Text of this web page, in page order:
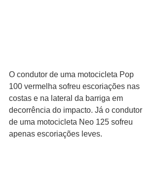
O condutor de uma motocicleta Pop
100 vermelha sofreu escoriações nas
costas e na lateral da barriga em
decorrência do impacto. Já o condutor
de uma motocicleta Neo 125 sofreu
apenas escoriações leves.